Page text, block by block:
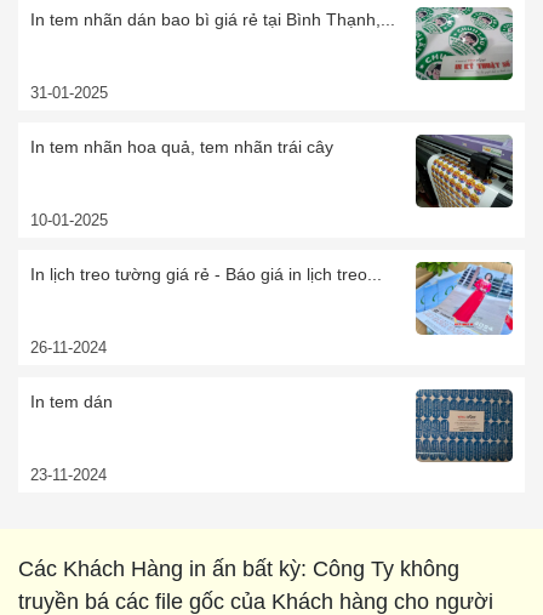
In tem nhãn dán bao bì giá rẻ tại Bình Thạnh,...
31-01-2025
In tem nhãn hoa quả, tem nhãn trái cây
10-01-2025
In lịch treo tường giá rẻ - Báo giá in lịch treo...
26-11-2024
In tem dán
23-11-2024
Các Khách Hàng in ấn bất kỳ: Công Ty không
truyền bá các file gốc của Khách hàng cho người